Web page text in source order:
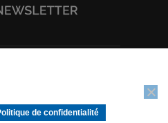
© Ville de Thouars -
:IGNIS Communication
de confidentialité